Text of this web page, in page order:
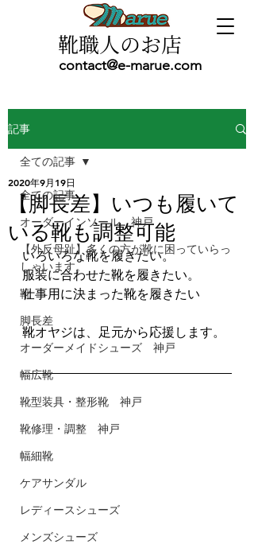
contact@e-marue.com
靴職人のお店
記事
全ての記事
オーダーインソール 神戸
【外反母趾】多くの方が靴に困っていらっ
しゃいます。
靴
脚長差
オーダーメイドシューズ 神戸
幅広靴
靴型装具・整形靴 神戸
靴修理・調整 神戸
幅細靴
ケアサンダル
レディースシューズ
メンズシューズ
全ての記事
【脚長差】いつも履いて
いる靴も調整可能
2020年9月19日
いろいろな靴を履きたい。
服装に合わせた靴を履きたい。
仕事用に決まった靴を履きたい
靴オヤジは、足元から応援します。